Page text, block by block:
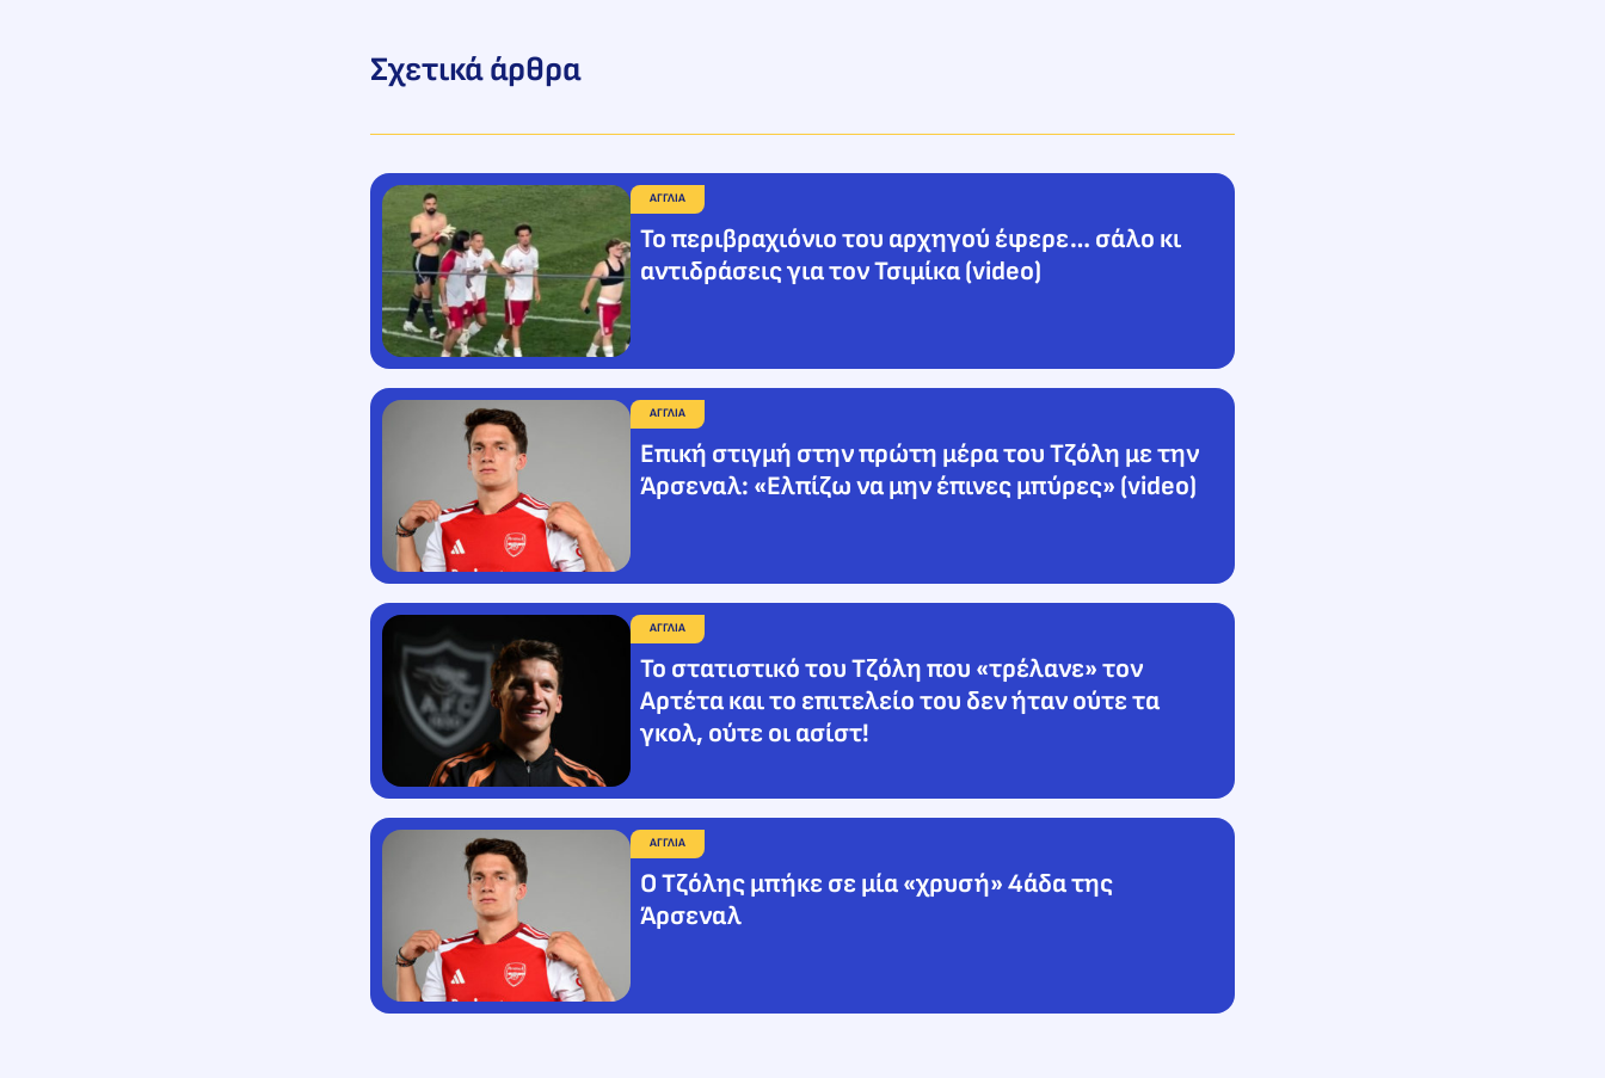
Σχετικά άρθρα
ΑΓΓΛΙΑ
Το περιβραχιόνιο του αρχηγού έφερε… σάλο κι
αντιδράσεις για τον Τσιμίκα (video)
ΑΓΓΛΙΑ
Επική στιγμή στην πρώτη μέρα του Τζόλη με την
Άρσεναλ: «Ελπίζω να μην έπινες μπύρες» (video)
ΑΓΓΛΙΑ
Το στατιστικό του Τζόλη που «τρέλανε» τον
Αρτέτα και το επιτελείο του δεν ήταν ούτε τα
γκολ, ούτε οι ασίστ!
ΑΓΓΛΙΑ
Ο Τζόλης μπήκε σε μία «χρυσή» 4άδα της
Άρσεναλ